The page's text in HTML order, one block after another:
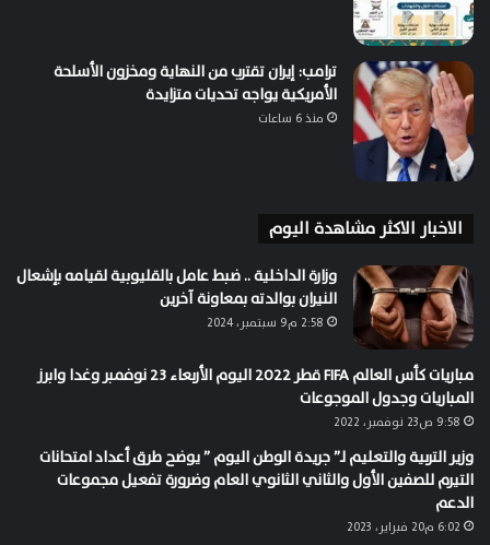
ترامب: إيران تقترب من النهاية ومخزون الأسلحة
الأمريكية يواجه تحديات متزايدة
منذ 6 ساعات
الاخبار الاكثر مشاهدة اليوم
وزارة الداخلية .. ضبط عامل بالقليوبية لقيامه بإشعال
النيران بوالدته بمعاونة آخرين
2:58 م9 سبتمبر، 2024
مباريات كأس العالم FIFA قطر 2022 اليوم الأربعاء 23 نوفمبر وغدا وابرز
المباريات وجدول الموجوعات
9:58 ص23 نوفمبر، 2022
وزير التربية والتعليم لـ” جريدة الوطن اليوم ” يوضح طرق أعداد امتحانات
التيرم للصفين الأول والثاني الثانوي العام وضرورة تفعيل مجموعات
الدعم
6:02 م20 فبراير، 2023